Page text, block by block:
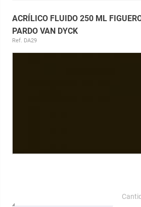
ACRÍLICO FLUIDO 250 ML
PARDO VAN DYCK
Ref. DA29